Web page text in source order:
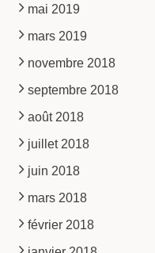
mai 2019
mars 2019
novembre 2018
septembre 2018
août 2018
juillet 2018
juin 2018
mars 2018
février 2018